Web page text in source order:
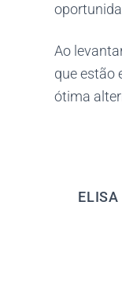
Ao
que estão
ótima